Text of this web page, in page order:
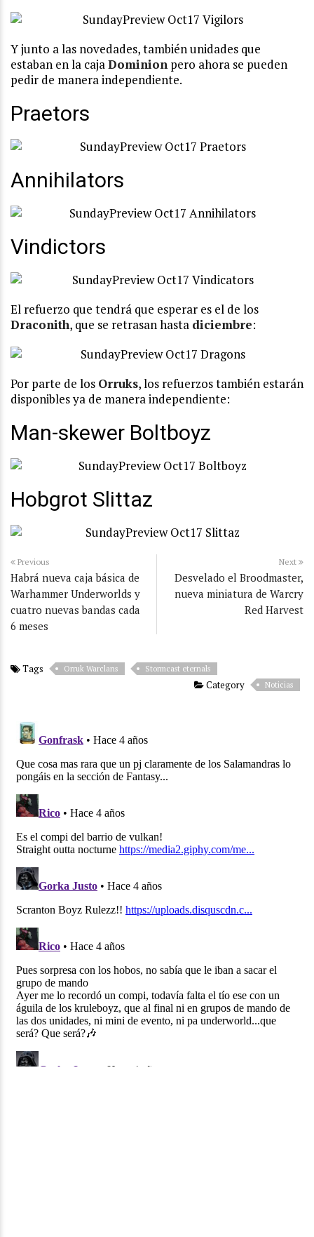
Y junto a las novedades, también unidades que
estaban en la cajaDominion pero ahora se pueden
pedir de manera independiente.
Praetors
Annihilators
Vindictors
El refuerzo que tendrá que esperar es el de los
Draconith, que se retrasan hasta diciembre:
Por parte de los Orruks, los refuerzos también estarán
disponibles ya de manera independiente:
Man-skewer Boltboyz
Hobgrot Slittaz
Previous
Habrá nueva caja básica de
Warhammer Underworlds y
cuatro nuevas bandas cada
6 meses
Next
Desvelado el Broodmaster,
nueva miniatura de Warcry
Red Harvest
Tags Orruk Warclans Stormcast eternals
Category Noticias